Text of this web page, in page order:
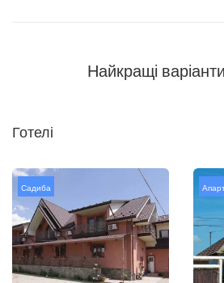
Найкращі
Готелі
Садиба